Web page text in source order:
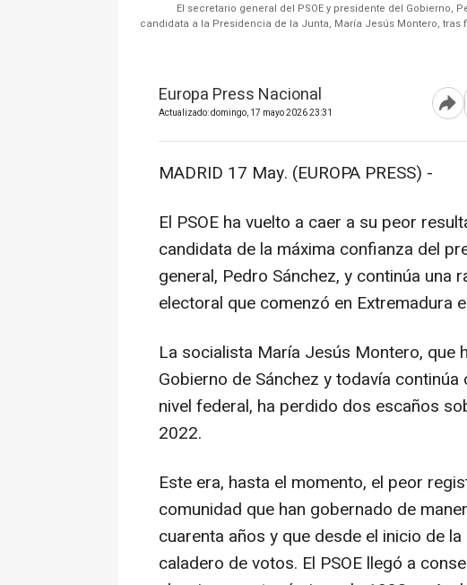
El secretario general del PSOE y presidente del Gobierno,
candidata a la Presidencia de la Junta, María Jesús Montero,
Europa Press Nacional
Actualizado: domingo, 17 mayo 2026 23:31
MADRID 17 May. (EUROPA PRESS) -
El PSOE ha vuelto a caer a su peor
candidata de la máxima confianza del
general, Pedro Sánchez, y continúa una
electoral que comenzó en Extremadura
La socialista María Jesús Montero, que
Gobierno de Sánchez y todavía
nivel federal, ha perdido dos escaños
2022.
Este era, hasta el momento, el peor
comunidad que han gobernado de
cuarenta años y que desde el inicio de
caladero de votos. El PSOE llegó a